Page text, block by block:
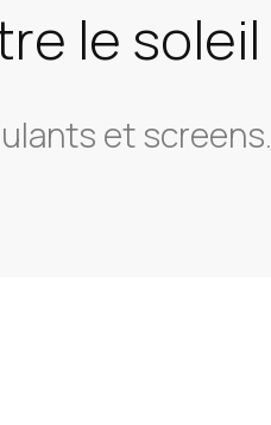
le soleil
et screens.